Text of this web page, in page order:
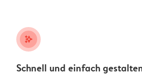
stars_plus
Schnell und einfach